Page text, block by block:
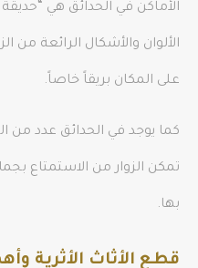
الأماكن في الحدائق هي “حديقة
الألوان والأشكال الرائعة من
على المكان بريقاً خاصاً.
كما يوجد في الحدائق عدد من
تمكن الزوار من الاستمتاع
بها.
قطع الأثاث الأثرية